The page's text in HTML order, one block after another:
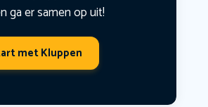
ga er samen op uit!
met Kluppen